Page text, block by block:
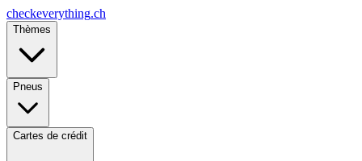
checkeverything.ch
Thèmes
Pneus
Cartes de crédit